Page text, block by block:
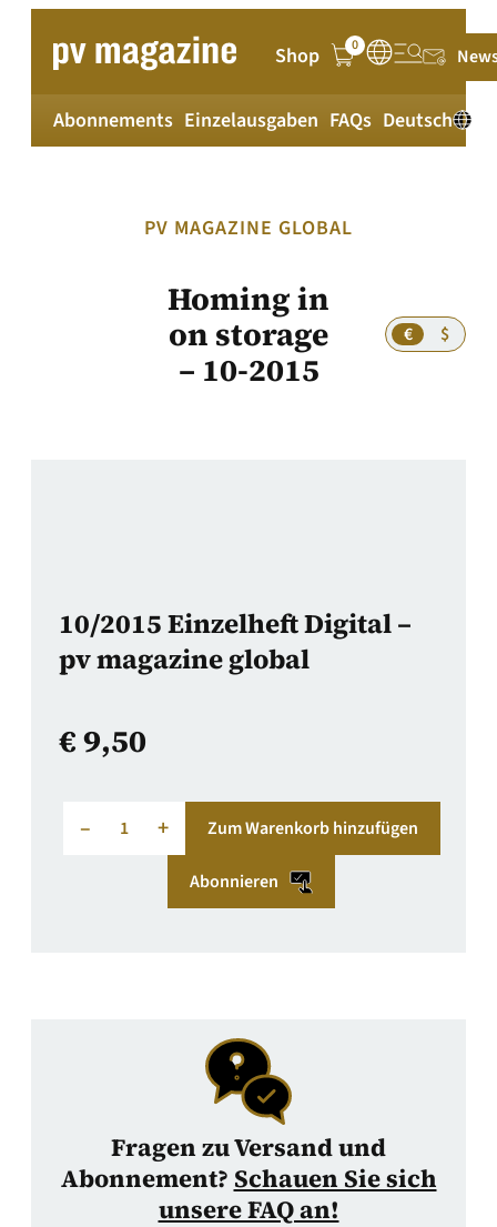
springen
Shop 0
Abonnements Einzelausgaben FAQs Deutsch
PV MAGAZINE GLOBAL
Homing in
on storage
– 10-2015
$
€
10/2015 Einzelheft Digital –
pv magazine global
€9,50
– + Zum Warenkorb hinzufügen
Abonnieren
Fragen zu Versand und
Abonnement? Schauen Sie sich
unsere FAQ an!